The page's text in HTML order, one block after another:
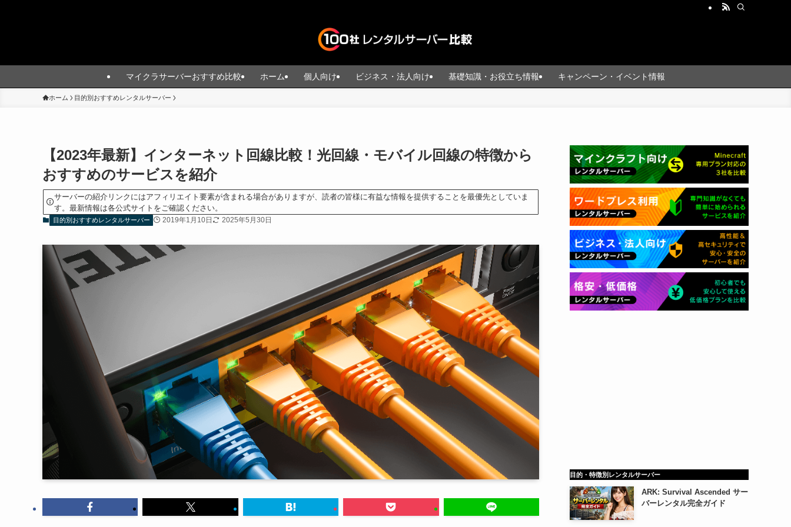
マイクラサーバーおすすめ比較 ホーム 個人向け ビジネス・法人向け 基礎知識・お役立ち情報 キャンペーン・イベント情報
ホーム 目的別おすすめレンタルサーバー
【2023年最新】インターネット回線比較！光回線・モバイル回線の特徴から
おすすめのサービスを紹介
サーバーの紹介リンクにはアフィリエイト要素が含まれる場合がありますが、読者の皆様に有益な情報を提供することを最優先としていま
す。最新情報は各公式サイトをご確認ください。
目的別おすすめレンタルサーバー 2019年1月10日 2025年5月30日
目的・特徴別レンタルサーバー
ARK: Survival Ascended サー
バーレンタル完全ガイド